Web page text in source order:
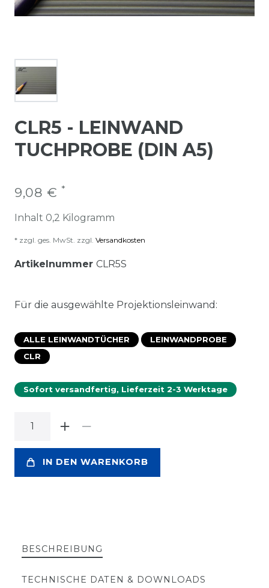
CLR5 - LEINWAND
TUCHPROBE (DIN A5)
9,08 € *
Inhalt 0,2 Kilogramm
* zzgl. ges. MwSt. zzgl. Versandkosten
Artikelnummer CLR5S
Für die ausgewählte Projektionsleinwand:
ALLE LEINWANDTÜCHER
LEINWANDPROBE
CLR
Sofort versandfertig, Lieferzeit 2-3 Werktage
IN DEN WARENKORB
BESCHREIBUNG
TECHNISCHE DATEN & DOWNLOADS